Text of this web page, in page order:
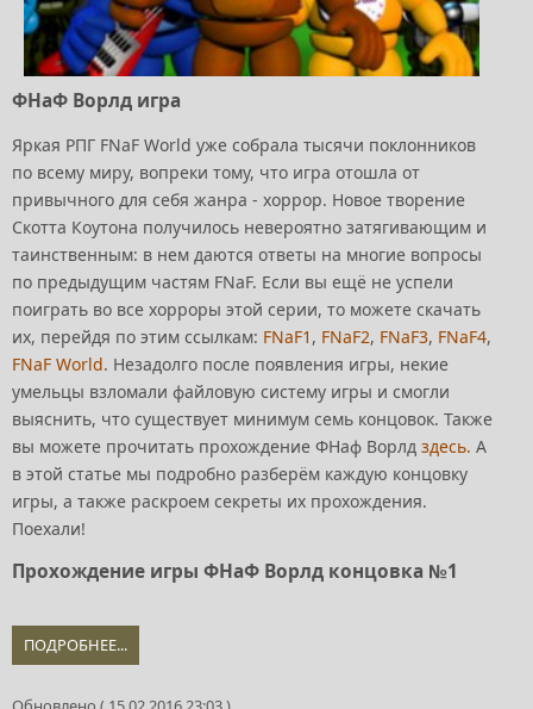
ФНаФ Ворлд игра
Яркая РПГ FNaF World уже собрала тысячи поклонников
по всему миру, вопреки тому, что игра отошла от
привычного для себя жанра - хоррор. Новое творение
Скотта Коутона получилось невероятно затягивающим и
таинственным: в нем даются ответы на многие вопросы
по предыдущим частям FNaF. Если вы ещё не успели
поиграть во все хорроры этой серии, то можете скачать
их, перейдя по этим ссылкам: FNaF1 , FNaF2, FNaF3, FNaF4,
FNaF World. Незадолго после появления игры, некие
умельцы взломали файловую систему игры и смогли
выяснить, что существует минимум семь концовок. Также
вы можете прочитать прохождение ФНаф Ворлд здесь. А
в этой статье мы подробно разберём каждую концовку
игры, а также раскроем секреты их прохождения.
Поехали!
Прохождение игры ФНаФ Ворлд концовка №1
ПОДРОБНЕЕ...